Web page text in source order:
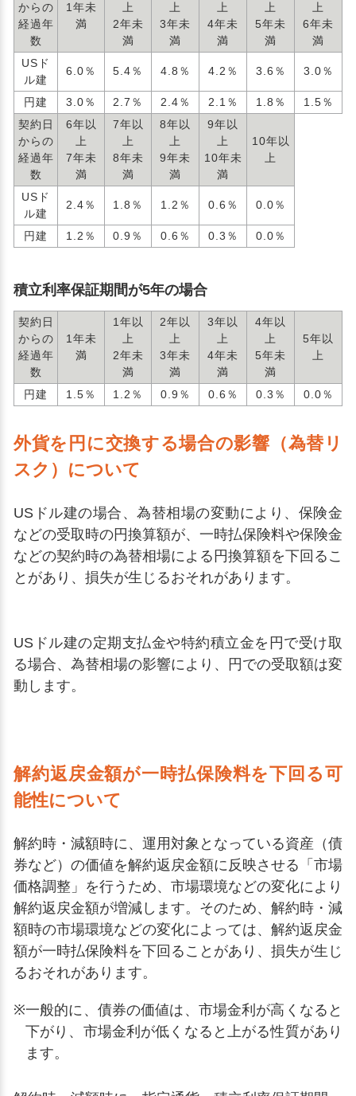
からの
経過年
数
1年未
満
上
2年未
満
上
3年未
満
上
4年未
満
上
5年未
満
上
6年未
満
USド
ル建
6.0％ 5.4％ 4.8％ 4.2％ 3.6％ 3.0％
円建 3.0％ 2.7％ 2.4％ 2.1％ 1.8％
1.5％
契約日
からの
経過年
数
6年以
上
7年未
満
7年以
上
8年未
満
8年以
上
9年未
満
9年以
上
10年未
満
10年以
上
USド
ル建
2.4％ 1.8％ 1.2％ 0.6％ 0.0％
円建 1.2％ 0.9％ 0.6％ 0.3％ 0.0％
積立利率保証期間が5年の場合
契約日
からの
経過年
数
1年未
満
1年以
上
2年未
満
2年以
上
3年未
満
3年以
上
4年未
満
4年以
上
5年未
満
5年以
上
円建 1.5％ 1.2％ 0.9％ 0.6％ 0.3％ 0.0％
外貨を円に交換する場合の影響（為替リ
スク）について
USドル建の場合、為替相場の変動により、保険金
などの受取時の円換算額が、一時払保険料や保険金
などの契約時の為替相場による円換算額を下回るこ
とがあり、損失が生じるおそれがあります。
USドル建の定期支払金や特約積立金を円で受け取
る場合、為替相場の影響により、円での受取額は変
動します。
解約返戻金額が一時払保険料を下回る可
能性について
解約時・減額時に、運用対象となっている資産（債
券など）の価値を解約返戻金額に反映させる「市場
価格調整」を行うため、市場環境などの変化により
解約返戻金額が増減します。そのため、解約時・減
額時の市場環境などの変化によっては、解約返戻金
額が一時払保険料を下回ることがあり、損失が生じ
るおそれがあります。
※一般的に、債券の価値は、市場金利が高くなると
下がり、市場金利が低くなると上がる性質があり
ます。